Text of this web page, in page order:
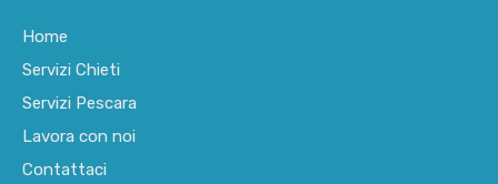
Home
Servizi Chieti
Servizi Pescara
Lavora con noi
Contattaci